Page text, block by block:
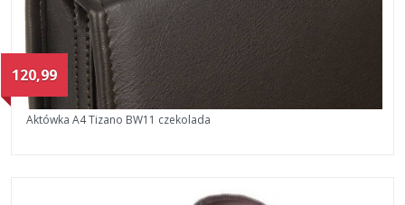
120,99
Aktówka A4 Tizano BW11 czekolada